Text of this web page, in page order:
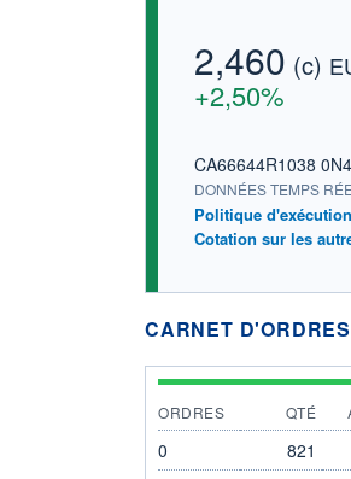
2,460 (c)
+2,50%
CA66644R1038 0N4
DONNÉES TEMPS
Politique d'exécution
Cotation sur les
CARNET D'ORDRES
ORDRES QTÉ
0 821